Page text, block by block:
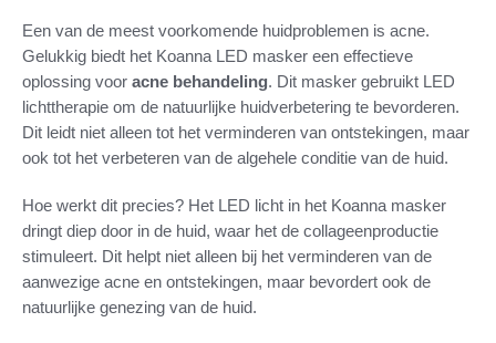
Een van de meest voorkomende huidproblemen is acne.
Gelukkig biedt het Koanna LED masker een effectieve
oplossing voor acne behandeling. Dit masker gebruikt LED
lichttherapie om de natuurlijke huidverbetering te bevorderen.
Dit leidt niet alleen tot het verminderen van ontstekingen, maar
ook tot het verbeteren van de algehele conditie van de huid.
Hoe werkt dit precies? Het LED licht in het Koanna masker
dringt diep door in de huid, waar het de collageenproductie
stimuleert. Dit helpt niet alleen bij het verminderen van de
aanwezige acne en ontstekingen, maar bevordert ook de
natuurlijke genezing van de huid.